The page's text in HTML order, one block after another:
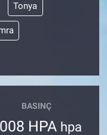
Tonya
BASINÇ
HPA hpa